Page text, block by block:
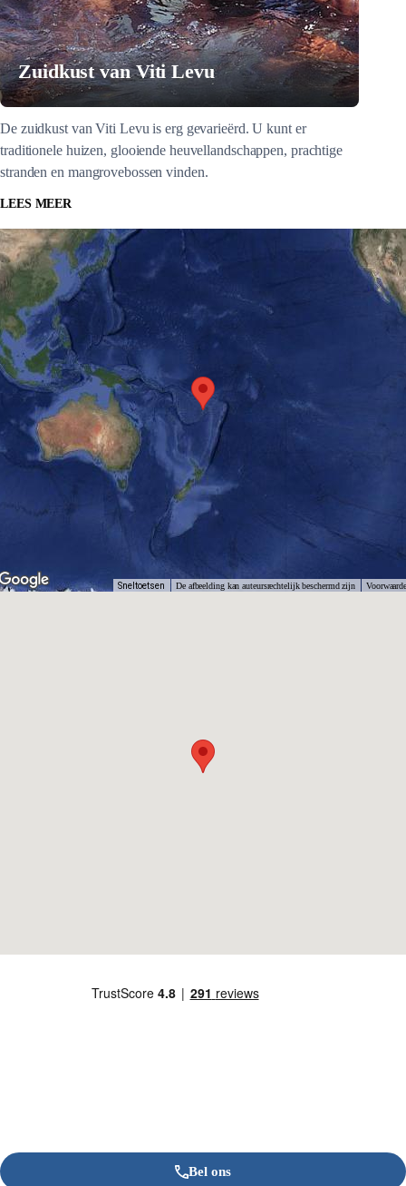
Zuidkust van Viti Levu
De zuidkust van Viti Levu is erg gevarieërd. U kunt er
traditionele huizen, glooiende heuvellandschappen, prachtige
stranden en mangrovebossen vinden.
LEES MEER
Sneltoetsen De afbeelding kan auteursrechtelijk beschermd zijn
Bel ons